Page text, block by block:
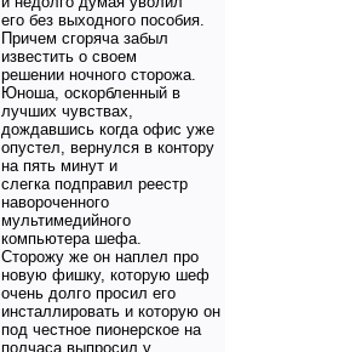
его без выходного пособия.
Причем сгоряча забыл
известить о своем
решении ночного сторожа.
Юноша, оскорбленный в
лучших чувствах,
дождавшись когда офис уже
опустел, вернулся в контору
на пять минут и
слегка подправил реестр
навороченного
мультимедийного
компьютера шефа.
Сторожу же он наплел про
новую фишку, которую шеф
очень долго просил его
инсталлировать и которую он
под честное пионерское на
полчаса выпросил у